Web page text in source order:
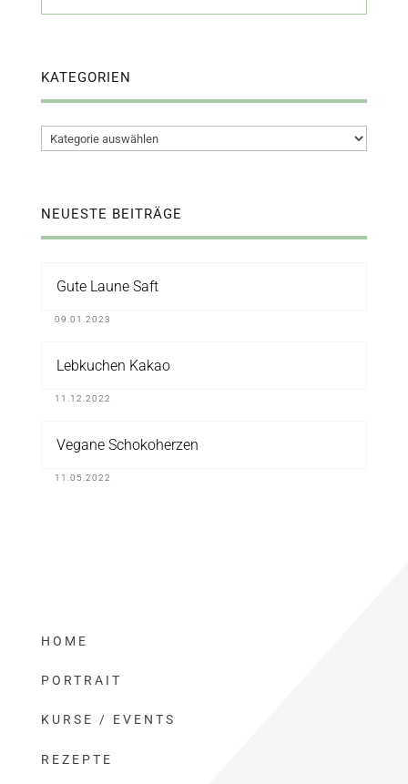
KATEGORIEN
Kategorien
NEUESTE BEITRÄGE
Gute Laune Saft
09.01.2023
Lebkuchen Kakao
11.12.2022
Vegane Schokoherzen
11.05.2022
HOME
PORTRAIT
KURSE / EVENTS
REZEPTE